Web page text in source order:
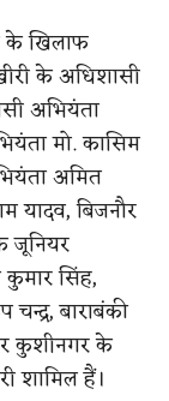
के खिलाफ
के अधिशासी
अभियंता
मो. कासिम
अमित
यादव, बिजनौर
सिंह,
बाराबंकी
कुशीनगर के
शामिल हैं।